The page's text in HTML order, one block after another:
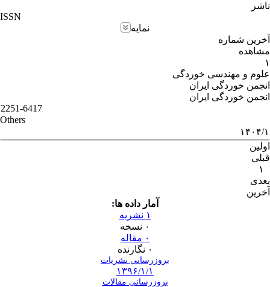
ناشر
ISSN
نمایه
آخرین شماره
مشاهده
۱
علوم و مهندسی خوردگی
انجمن خوردگی ایران
انجمن خوردگی ایران
2251-6417
Others
۱۴۰۴/۱
اولین
قبلی
۱
بعدی
آخرین
آمار داده ها:
۱ نشریه
۰ نسخه
۰ مقاله
۰ نگارنده
بروزرسانی نشریات
۱۳۹۶/۱/۱
بروزرسانی مقالات